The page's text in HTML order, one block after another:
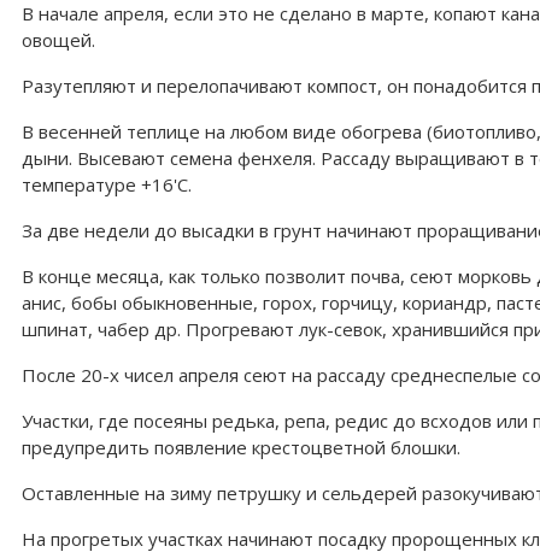
В начале апреля, если это не сделано в марте, копают
овощей.
Разутепляют и перелопачивают компост, он понадобится
В весенней теплице на любом виде обогрева
дыни. Высевают семена фенхеля. Рассаду выращивают в
температуре +16'С.
За две недели до высадки в грунт начинают
В конце месяца, как только позволит почва, сеют
анис, бобы обыкновенные, горох, горчицу, кориандр,
шпинат, чабер др. Прогревают лук-севок, хранившийся
После 20-х чисел апреля сеют на рассаду среднеспелые
Участки, где посеяны редька, репа, редис до всходов
предупредить появление крестоцветной блошки.
Оставленные на зиму петрушку и сельдерей
На прогретых участках начинают посадку пророщенных